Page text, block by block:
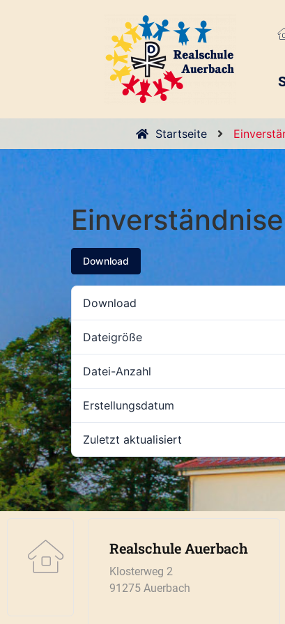
Startseite
Download
Download
Dateigröße
Datei-Anzahl
Erstellungsdatum
Zuletzt aktualisiert
Realschule Auerbach
Klosterweg 2
91275 Auerbach